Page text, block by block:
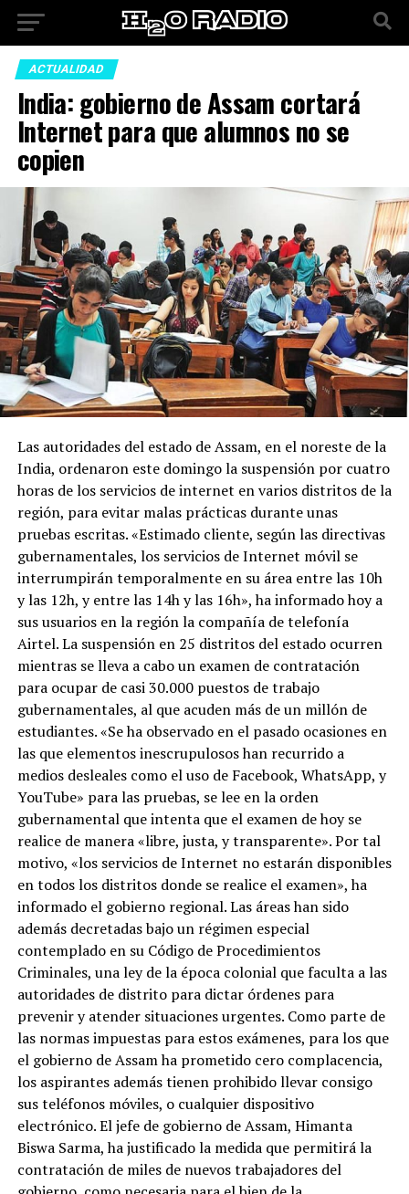
ACTUALIDAD
India: gobierno de Assam cortará
Internet para que alumnos no se
copien
Las autoridades del estado de Assam, en el noreste de la
India, ordenaron este domingo la suspensión por cuatro
horas de los servicios de internet en varios distritos de la
región, para evitar malas prácticas durante unas
pruebas escritas. «Estimado cliente, según las directivas
gubernamentales, los servicios de Internet móvil se
interrumpirán temporalmente en su área entre las 10h
y las 12h, y entre las 14h y las 16h», ha informado hoy a
sus usuarios en la región la compañía de telefonía
Airtel. La suspensión en 25 distritos del estado ocurren
mientras se lleva a cabo un examen de contratación
para ocupar de casi 30.000 puestos de trabajo
gubernamentales, al que acuden más de un millón de
estudiantes. «Se ha observado en el pasado ocasiones en
las que elementos inescrupulosos han recurrido a
medios desleales como el uso de Facebook, WhatsApp, y
YouTube» para las pruebas, se lee en la orden
gubernamental que intenta que el examen de hoy se
realice de manera «libre, justa, y transparente». Por tal
motivo, «los servicios de Internet no estarán disponibles
en todos los distritos donde se realice el examen», ha
informado el gobierno regional. Las áreas han sido
además decretadas bajo un régimen especial
contemplado en su Código de Procedimientos
Criminales, una ley de la época colonial que faculta a las
autoridades de distrito para dictar órdenes para
prevenir y atender situaciones urgentes. Como parte de
las normas impuestas para estos exámenes, para los que
el gobierno de Assam ha prometido cero complacencia,
los aspirantes además tienen prohibido llevar consigo
sus teléfonos móviles, o cualquier dispositivo
electrónico. El jefe de gobierno de Assam, Himanta
Biswa Sarma, ha justificado la medida que permitirá la
contratación de miles de nuevos trabajadores del